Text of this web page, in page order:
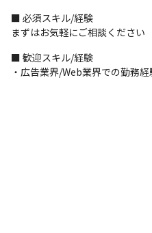
・制作進行管理業務
・営業活動（新規開拓ではなく
おまかせします）
＜フロントエンドエンジニア ＞
・キャンペーンサイトやコーポ
■ 必須スキル/経験
まずはお気軽にご相談ください
■ 歓迎スキル/経験
・広告業界/Web業界での勤務経